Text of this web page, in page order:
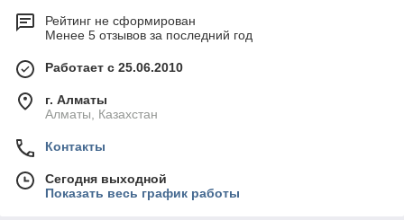
Рейтинг не сформирован
Менее 5 отзывов за последний год
Работает с 25.06.2010
г. Алматы
Алматы, Казахстан
Контакты
Сегодня выходной
Показать весь график работы